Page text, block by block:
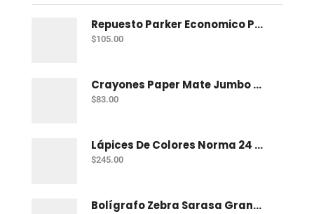
Repuesto Parker Economico P/Bolígrafo C/2 Azul P.F.
$105.00
Crayones Paper Mate Jumbo Con 24 Triangular
$83.00
Lápices De Colores Norma 24 Triangular + 4 Plus
$245.00
Bolígrafo Zebra Sarasa Grand Negro